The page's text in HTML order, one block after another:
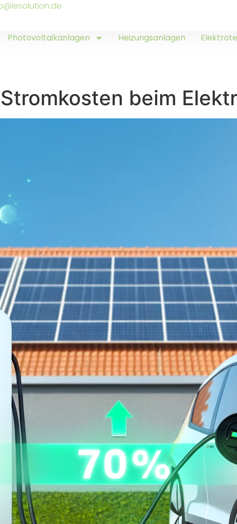
Photovoltaikanlagen Heizungsanlagen
beim